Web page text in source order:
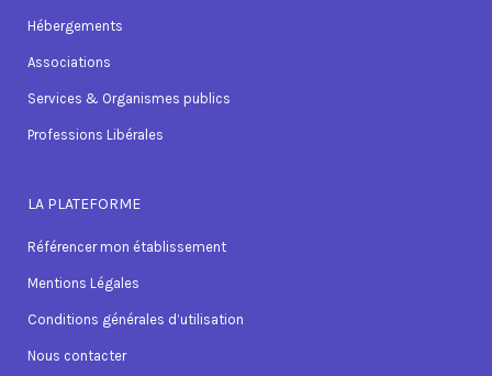
Hébergements
Associations
Services & Organismes publics
Professions Libérales
LA PLATEFORME
Référencer mon établissement
Mentions Légales
Conditions générales d’utilisation
Nous contacter